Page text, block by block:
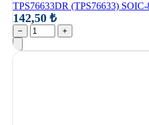
TPS76633DR (TPS76633) SOIC-
142,50 ₺
− +